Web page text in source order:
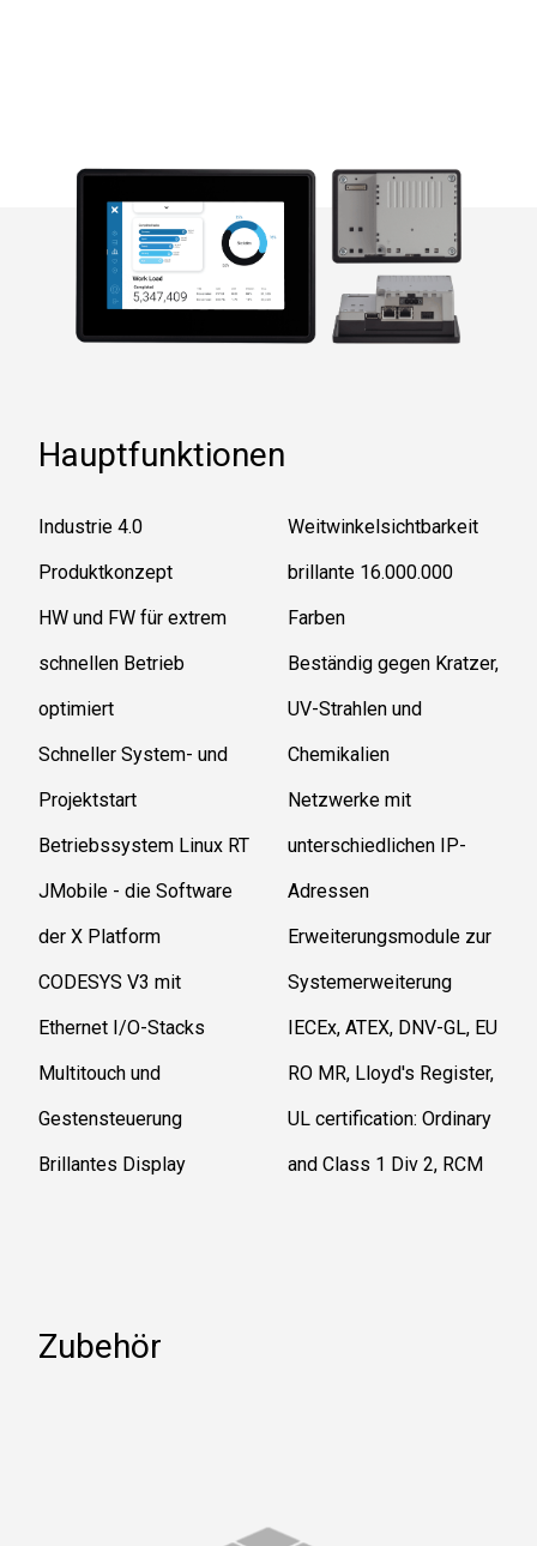
Hauptfunktionen
Industrie 4.0
Produktkonzept
HW und FW für extrem
schnellen Betrieb
optimiert
Schneller System- und
Projektstart
Betriebssystem Linux RT
JMobile - die Software
der X Platform
CODESYS V3 mit
Ethernet I/O-Stacks
Multitouch und
Gestensteuerung
Brillantes Display
Weitwinkelsichtbarkeit
brillante 16.000.000
Farben
Beständig gegen Kratzer,
UV-Strahlen und
Chemikalien
Netzwerke mit
unterschiedlichen IP-
Adressen
Erweiterungsmodule zur
Systemerweiterung
IECEx, ATEX, DNV-GL, EU
RO MR, Lloyd's Register,
UL certification: Ordinary
and Class 1 Div 2, RCM
Zubehör